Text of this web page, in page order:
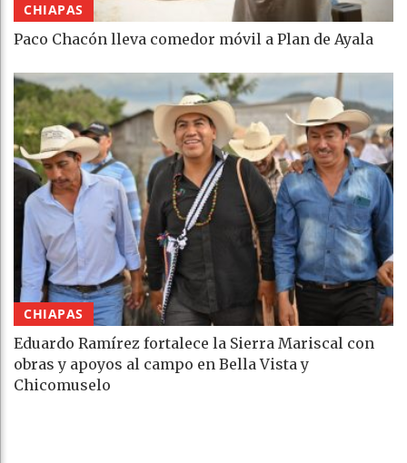
CHIAPAS
Paco Chacón lleva comedor móvil a Plan de Ayala
CHIAPAS
Eduardo Ramírez fortalece la Sierra Mariscal con
obras y apoyos al campo en Bella Vista y
Chicomuselo